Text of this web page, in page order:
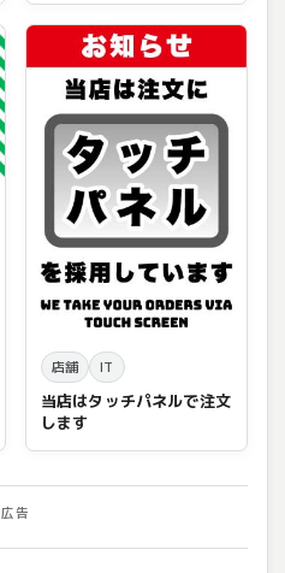
店舗 IT
当店はタッチパネルで注文
します
広告